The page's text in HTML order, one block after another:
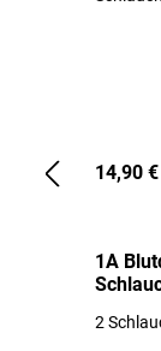
14,90 €
1A
2